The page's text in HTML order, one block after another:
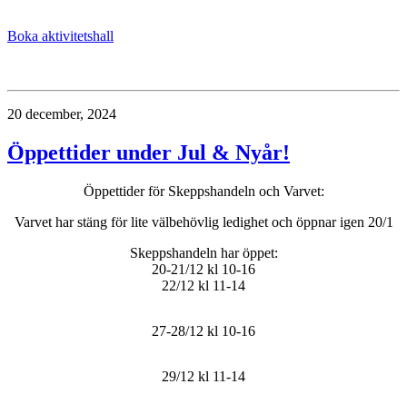
Boka aktivitetshall
20 december, 2024
Öppettider under Jul & Nyår!
Öppettider för Skeppshandeln och Varvet:
Varvet har stäng för lite välbehövlig ledighet och öppnar igen 20/1
Skeppshandeln har öppet:
20-21/12 kl 10-16
22/12 kl 11-14
27-28/12 kl 10-16
29/12 kl 11-14